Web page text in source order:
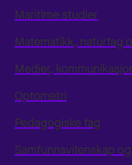
Maritime studier
Matematikk, naturfag
Medier,
Optometri
Pedagogiske fag
Samfunnsvitenskap